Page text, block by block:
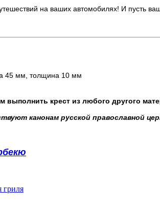
на ваших автомобилях! И пусть
45 мм, толщина 10 мм
выполнить крест из любого другого
канонам русской православной
гриля